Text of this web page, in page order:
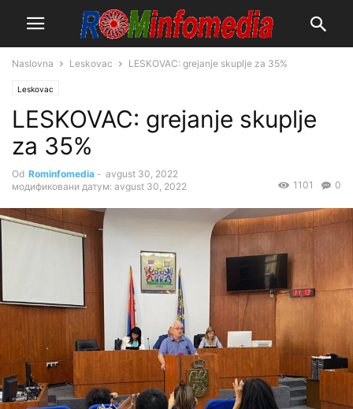
Naslovna Leskovac LESKOVAC: grejanje skuplje za 35%
Leskovac
LESKOVAC: grejanje skuplje
za 35%
Od Rominfomedia - avgust 30, 2022
модификовани датум: avgust 30, 2022
0
1101